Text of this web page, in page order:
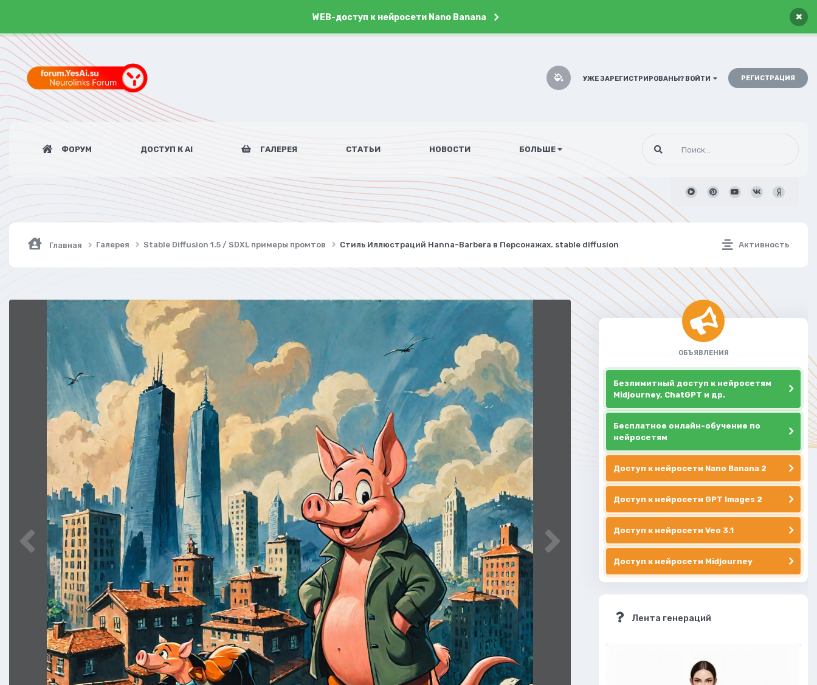
WEB-доступ к нейросети Nano Banana ×
УЖЕ ЗАРЕГИСТРИРОВАНЫ? ВОЙТИ РЕГИСТРАЦИЯ
ФОРУМ ДОСТУП К AI ГАЛЕРЕЯ СТАТЬИ НОВОСТИ БОЛЬШЕ
Активность
Главная Галерея Stable Diffusion 1.5 / SDXL примеры промтов Стиль Иллюстраций Hanna-Barbera в Персонажах. stable diffusion
ОБЪЯВЛЕНИЯ
Безлимитный доступ к нейросетям
Midjourney, ChatGPT и др.
Бесплатное онлайн-обучение по
нейросетям
Доступ к нейросети Nano Banana 2
Доступ к нейросети GPT Images 2
Доступ к нейросети Veo 3.1
Доступ к нейросети Midjourney
Лента генераций